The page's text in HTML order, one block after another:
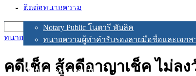
บทความทนายความ
Notary Public โนตารี พับลิค
ทนายความผู้ทำคำรับรองลายมือชื่อและเอกส
เงื่อนไขการจ้างทนาย
ติดต่อทนายความ
for:
ทนายความ
คดีเช็ค สู้คดีอาญาเช็ค ไม่ลง